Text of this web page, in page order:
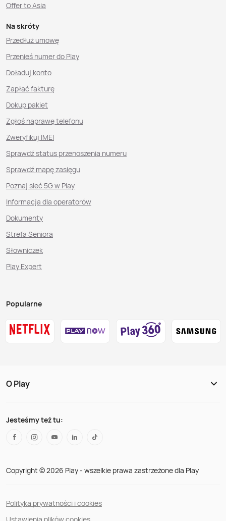
Offer to Asia
Na skróty
Przedłuż umowę
Przenieś numer do Play
Doładuj konto
Zapłać fakturę
Dokup pakiet
Zgłoś naprawę telefonu
Zweryfikuj IMEI
Sprawdź status przenoszenia numeru
Sprawdź mapę zasięgu
Poznaj sieć 5G w Play
Informacja dla operatorów
Dokumenty
Strefa Seniora
Słowniczek
Play Expert
Popularne
O Play
Jesteśmy też tu:
Copyright © 2026 Play - wszelkie prawa zastrzeżone dla Play
Polityka prywatności i cookies